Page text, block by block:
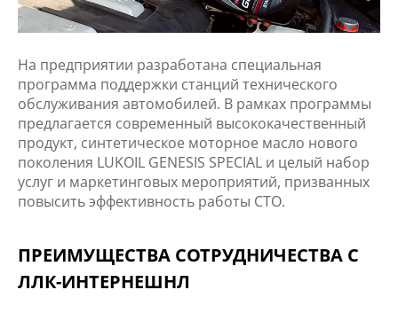
На предприятии разработана специальная
программа поддержки станций технического
обслуживания автомобилей. В рамках программы
предлагается современный высококачественный
продукт, синтетическое моторное масло нового
поколения LUKOIL GENESIS SPEСIAL и целый набор
услуг и маркетинговых мероприятий, призванных
повысить эффективность работы СТО.
ПРЕИМУЩЕСТВА СОТРУДНИЧЕСТВА С
ЛЛК-ИНТЕРНЕШНЛ